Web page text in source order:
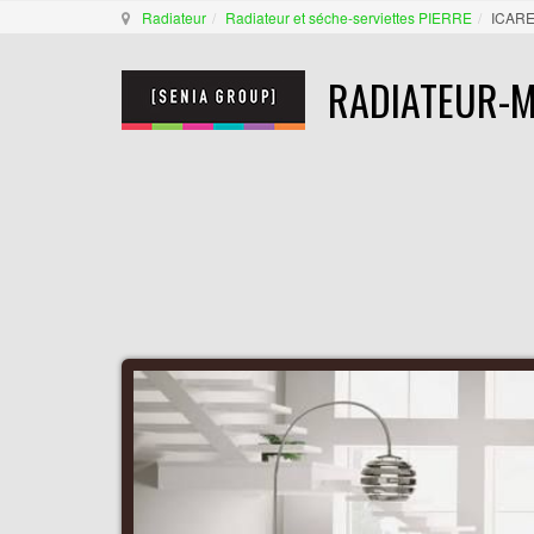
Radiateur Radiateur et séche-serviettes PIERRE
RADIATEUR-